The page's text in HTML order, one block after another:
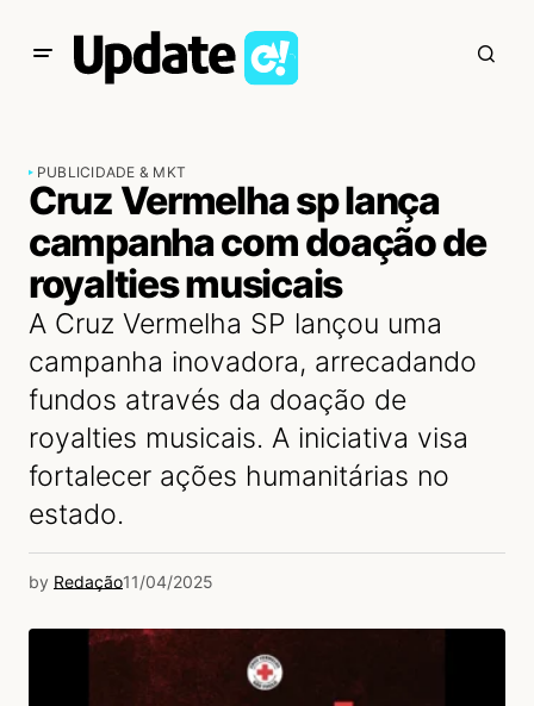
PUBLICIDADE & MKT
Cruz Vermelha sp lança
campanha com doação de
royalties musicais
A Cruz Vermelha SP lançou uma
campanha inovadora, arrecadando
fundos através da doação de
royalties musicais. A iniciativa visa
fortalecer ações humanitárias no
estado.
by Redação11/04/2025